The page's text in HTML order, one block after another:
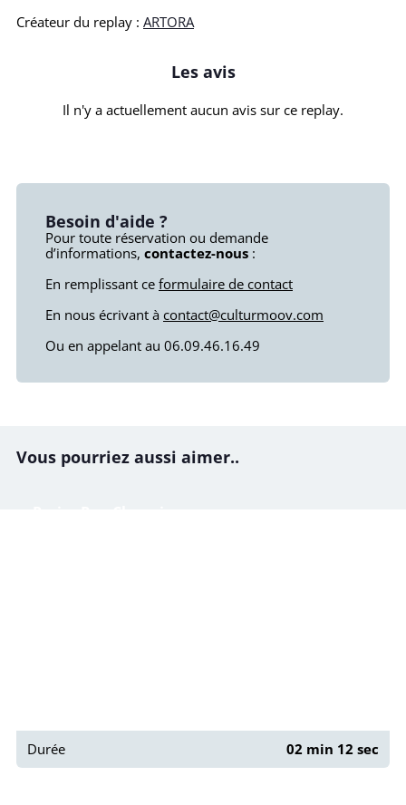
Créateur du replay : ARTORA
Les avis
Il n'y a actuellement aucun avis sur ce replay.
Besoin d'aide ?
Pour toute réservation ou demande
d’informations, contactez-nous :
En remplissant ce formulaire de contact
En nous écrivant à contact@culturmoov.com
Ou en appelant au 06.09.46.16.49
Vous pourriez aussi aimer..
Durée 02 min 12 sec